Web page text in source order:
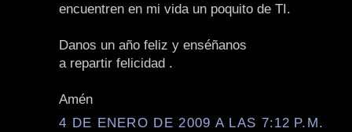
encuentren en mi vida un poquito de TI.
Danos un año feliz y enséñanos
a repartir felicidad .
Amén
4 DE ENERO DE 2009 A LAS 7:12 P.M.